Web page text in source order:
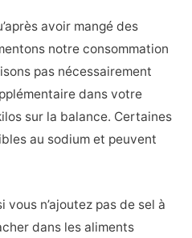
avoir mangé des
notre consommation
pas nécessairement
dans votre
sur la balance. Certaines
au sodium et peuvent
vous n’ajoutez pas de sel à
dans les aliments